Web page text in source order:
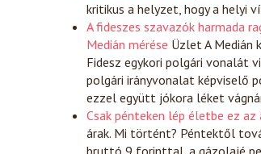
kritikus a helyzet, hogy a
A fideszes szavazók harmada
Medián mérése ÜzletA Medián
Fidesz egykori polgári vonalát
polgári irányvonalat képviselő
ezzel együtt jókora léket
Csak pénteken lép életbe ez
árak. Mi történt? Péntektől
bruttó 9 forinttal, a gázolajé